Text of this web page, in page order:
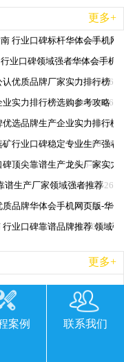
更多+
2026-06-26
行业口碑标杆华体会手机网
2026-06-26
业口碑领域强者华体会手机
2026-06-26
优质品牌厂家实力排行榜
2026-06-26
实力排行榜选购参考攻略
2026-06-26
选品牌生产企业实力排行榜
2026-06-26
行业口碑稳定专业生产强者
2026-06-26
顶尖靠谱生产龙头厂家实力
2026-06-26
谱生产厂家领域强者推荐
2026-06-26
品牌华体会手机网页版-华
2026-06-26
业口碑靠谱品牌推荐 领域
更多+
案例 联系我们